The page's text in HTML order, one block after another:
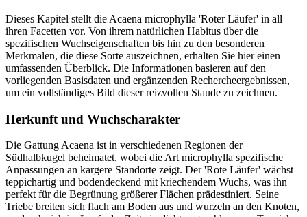
Dieses Kapitel stellt die Acaena microphylla 'Roter Läufer' in all
ihren Facetten vor. Von ihrem natürlichen Habitus über die
spezifischen Wuchseigenschaften bis hin zu den besonderen
Merkmalen, die diese Sorte auszeichnen, erhalten Sie hier einen
umfassenden Überblick. Die Informationen basieren auf den
vorliegenden Basisdaten und ergänzenden Rechercheergebnissen,
um ein vollständiges Bild dieser reizvollen Staude zu zeichnen.
Herkunft und Wuchscharakter
Die Gattung Acaena ist in verschiedenen Regionen der
Südhalbkugel beheimatet, wobei die Art microphylla spezifische
Anpassungen an kargere Standorte zeigt. Der 'Rote Läufer' wächst
teppichartig und bodendeckend mit kriechendem Wuchs, was ihn
perfekt für die Begrünung größerer Flächen prädestiniert. Seine
Triebe breiten sich flach am Boden aus und wurzeln an den Knoten,